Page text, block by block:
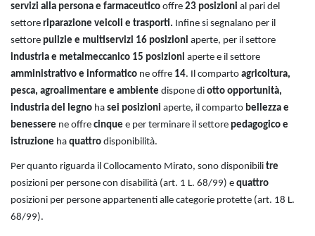
servizi alla persona e farmaceutico offre 23 posizioni al pari del
settore riparazione veicoli e trasporti. Infine si segnalano per il
settore pulizie e multiservizi 16 posizioni aperte, per il settore
industria e metalmeccanico 15 posizioni aperte e il settore
amministrativo e informatico ne offre 14. Il comparto agricoltura,
pesca, agroalimentare e ambiente dispone di otto opportunità,
industria del legno ha sei posizioni aperte, il comparto bellezza e
benessere ne offre cinque e per terminare il settore pedagogico e
istruzione ha quattro disponibilità.
Per quanto riguarda il Collocamento Mirato, sono disponibili tre
posizioni per persone con disabilità (art. 1 L. 68/99) e quattro
posizioni per persone appartenenti alle categorie protette (art. 18 L.
68/99).